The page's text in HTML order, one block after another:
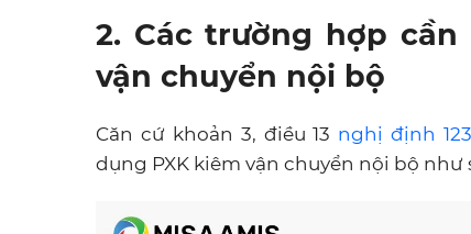
2. Các trường hợp
vận chuyển nội bộ
Căn cứ khoản 3, điều 13 nghị định
dụng PXK kiêm vận chuyển nội bộ như